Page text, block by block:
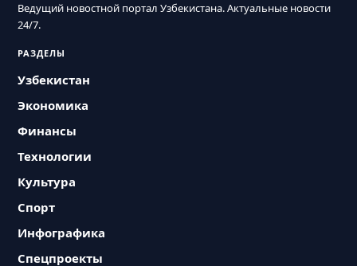
Ведущий новостной портал Узбекистана. Актуальные новости
24/7.
РАЗДЕЛЫ
Узбекистан
Экономика
Финансы
Технологии
Культура
Спорт
Инфографика
Спецпроекты